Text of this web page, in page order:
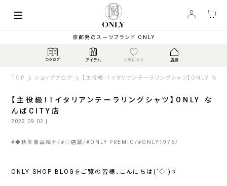
京都発のスーツブランド ONLY
TOP ショップブログ 【主役級！！イタリアンテーラリングシャツ】ONLY な
【主役級！！イタリアンテーラリングシャツ】ONLY な
んばCITY店
2022.09.02 |
#◆秋冬商品紹介 #◇店舗 # ONLY PREMIO # ONLY1976
ONLY SHOP BLOGをご覧の皆様、こんにちは(‘◇’)ゞ